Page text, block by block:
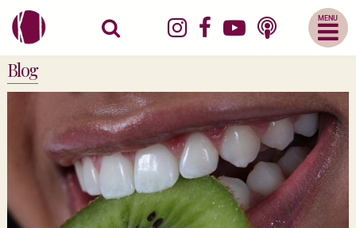
Abrir
Menu
Mobile
Blog